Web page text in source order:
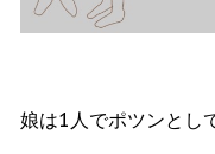
娘は1人でポツンとし